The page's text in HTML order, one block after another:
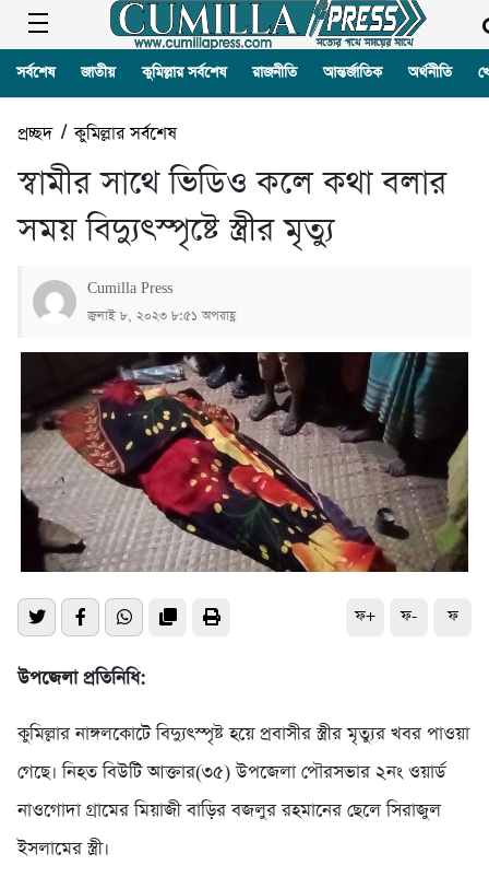
সর্বশেষ জাতীয় কুমিল্লার সর্বশেষ রাজনীতি আন্তর্জাতিক অর্থনীতি
প্রচ্ছদ/কুমিল্লার সর্বশেষ
স্বামীর সাথে ভিডিও কলে কথা বলার
সময় বিদ্যুৎস্পৃষ্টে স্ত্রীর মৃত্যু
Cumilla Press
জুলাই ৮, ২০২৩ ৮:৫১ অপরাহ্ণ
ফ+ ফ- ফ
উপজেলা প্রতিনিধি:
কুমিল্লার নাঙ্গলকোটে বিদ্যুৎস্পৃষ্ট হয়ে প্রবাসীর স্ত্রীর মৃত্যুর খবর পাওয়া
গেছে। নিহত বিউটি আক্তার(৩৫) উপজেলা পৌরসভার ২নং ওয়ার্ড
নাওগোদা গ্রামের মিয়াজী বাড়ির বজলুর রহমানের ছেলে সিরাজুল
ইসলামের স্ত্রী।